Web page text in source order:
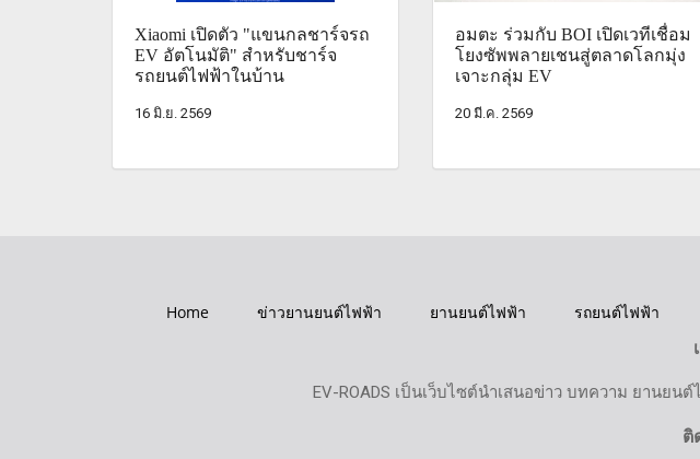
Xiaomi เปิดตัว "แขนกลชาร์จรถ
EV อัตโนมัติ" สำหรับชาร์จ
รถยนต์ไฟฟ้าในบ้าน
16 มิ.ย. 2569
อมตะ ร่วมกับ BOI เปิดเวทีเชื่อม
โยงซัพพลายเชนสู่ตลาดโลกมุ่ง
เจาะกลุ่ม EV
20 มี.ค. 2569
Home ข่าวยานยนต์ไฟฟ้า ยานยนต์ไฟฟ้า รถยนต์ไฟฟ้า
EV-ROADS เป็นเว็บไซต์นำเสนอข่าว บทความ ยานย
ติ